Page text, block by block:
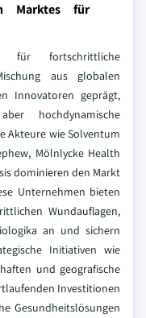
Marktes für
für fortschrittliche
aus globalen
Innovatoren geprägt,
hochdynamische
Akteure wie Solventum
Mölnlycke Health
dominieren den Markt
Unternehmen bieten
Wundauflagen,
an und sichern
Initiativen wie
und geografische
Investitionen
Gesundheitslösungen